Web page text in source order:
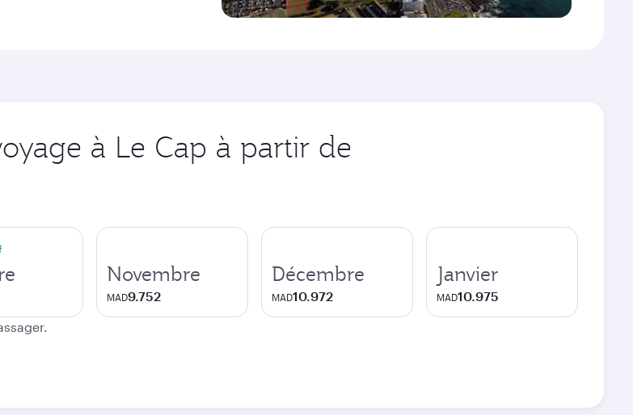
à Le Cap à partir de
Novembre
MAD9.752
Décembre
MAD10.972
Janvier
MAD10.975